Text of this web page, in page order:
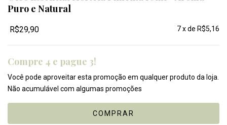
Puro e Natural
R$29,90 7x de R$5,16
Compre 4 e pague 3!
Você pode aproveitar esta promoção em qualquer produto da loja.
Não acumulável com algumas promoções